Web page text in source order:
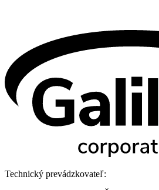
Technický prevádzkovateľ: